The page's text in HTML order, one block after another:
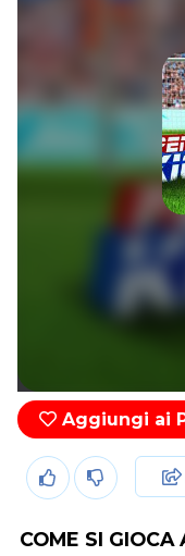
Aggiungi ai
COME SI GIOCA